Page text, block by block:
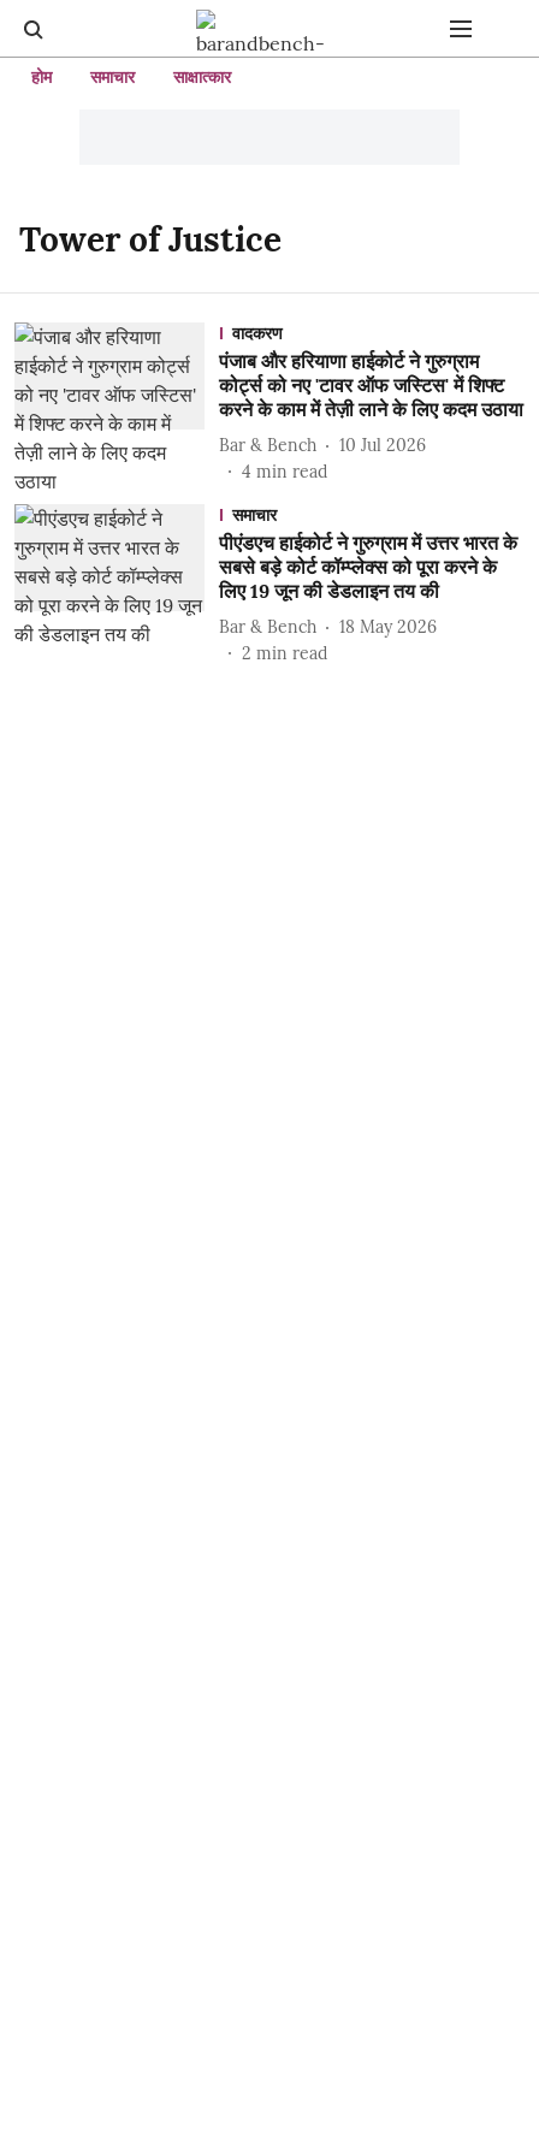
होम समाचार साक्षात्कार
Tower of Justice
वादकरण
पंजाब और हरियाणा हाईकोर्ट ने गुरुग्राम
कोर्ट्स को नए 'टावर ऑफ जस्टिस' में शिफ्ट
करने के काम में तेज़ी लाने के लिए कदम उठाया
Bar & Bench
10 Jul 2026
4 min read
समाचार
पीएंडएच हाईकोर्ट ने गुरुग्राम में उत्तर भारत के
सबसे बड़े कोर्ट कॉम्प्लेक्स को पूरा करने के
लिए 19 जून की डेडलाइन तय की
Bar & Bench
18 May 2026
2 min read